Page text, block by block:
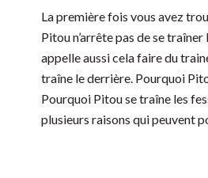
La première fois vous avez
Pitou n’arrête pas de se traîner
appelle aussi cela faire du
traîne le derrière. Pourquoi
Pourquoi Pitou se traîne les
plusieurs raisons qui peuvent